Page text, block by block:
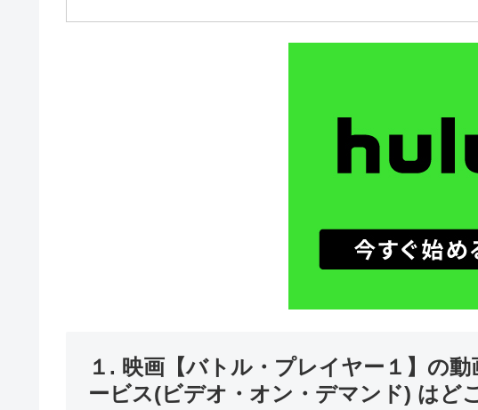
１. 映画【バトル・プレイヤー１】の
ービス(ビデオ・オン・デマンド) はど